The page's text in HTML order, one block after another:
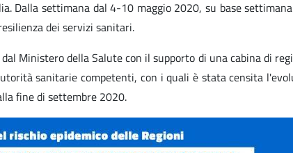
Dalla settimana dal 4-10 maggio 2020, su base
dei servizi sanitari.
Ministero della Salute con il supporto di una cabina di
sanitarie competenti, con i quali è stata censita
fine di settembre 2020.